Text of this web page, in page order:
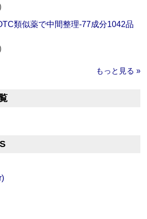
類似薬で中間整理‐77成分1042品
もっと見る »